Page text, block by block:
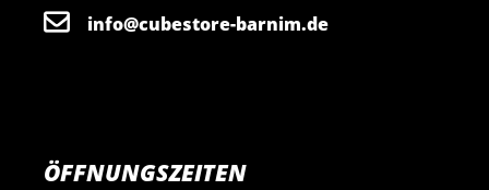
info@cubestore-barnim.de
ÖFFNUNGSZEITEN